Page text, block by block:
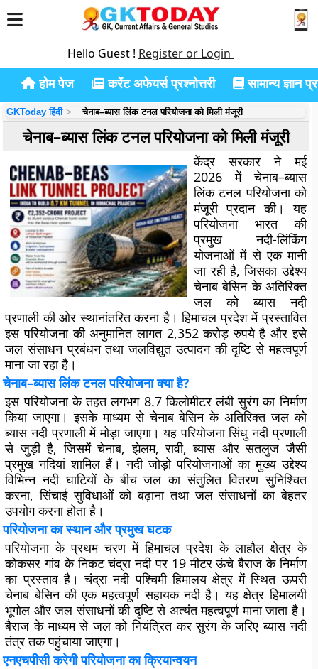
Hello Guest ! Register or Login
होम पेज करेंट अफेयर्स प्रश्नोत्तरी सामान्य ज्ञान
GKToday हिंदी चेनाब–ब्यास लिंक टनल परियोजना को मिली मंजूरी
चेनाब–ब्यास लिंक टनल परियोजना को मिली मंजूरी
केंद्र सरकार ने मई
2026 में चेनाब–ब्यास
लिंक टनल परियोजना को
मंजूरी प्रदान की। यह
परियोजना भारत की
प्रमुख नदी-लिंकिंग
योजनाओं में से एक मानी
जा रही है, जिसका उद्देश्य
चेनाब बेसिन के अतिरिक्त
जल को ब्यास नदी
प्रणाली की ओर स्थानांतरित करना है। हिमाचल प्रदेश में प्रस्तावित
इस परियोजना की अनुमानित लागत 2,352 करोड़ रुपये है और इसे
जल संसाधन प्रबंधन तथा जलविद्युत उत्पादन की दृष्टि से महत्वपूर्ण
माना जा रहा है।
चेनाब–ब्यास लिंक टनल परियोजना क्या है?
इस परियोजना के तहत लगभग 8.7 किलोमीटर लंबी सुरंग का निर्माण
किया जाएगा। इसके माध्यम से चेनाब बेसिन के अतिरिक्त जल को
ब्यास नदी प्रणाली में मोड़ा जाएगा। यह परियोजना सिंधु नदी प्रणाली
से जुड़ी है, जिसमें चेनाब, झेलम, रावी, ब्यास और सतलुज जैसी
प्रमुख नदियां शामिल हैं। नदी जोड़ो परियोजनाओं का मुख्य उद्देश्य
विभिन्न नदी घाटियों के बीच जल का संतुलित वितरण सुनिश्चित
करना, सिंचाई सुविधाओं को बढ़ाना तथा जल संसाधनों का बेहतर
उपयोग करना होता है।
परियोजना का स्थान और प्रमुख घटक
परियोजना के प्रथम चरण में हिमाचल प्रदेश के लाहौल क्षेत्र के
कोकसर गांव के निकट चंद्रा नदी पर 19 मीटर ऊंचे बैराज के निर्माण
का प्रस्ताव है। चंद्रा नदी पश्चिमी हिमालय क्षेत्र में स्थित ऊपरी
चेनाब बेसिन की एक महत्वपूर्ण सहायक नदी है। यह क्षेत्र हिमालयी
भूगोल और जल संसाधनों की दृष्टि से अत्यंत महत्वपूर्ण माना जाता है।
बैराज के माध्यम से जल को नियंत्रित कर सुरंग के जरिए ब्यास नदी
तंत्र तक पहुंचाया जाएगा।
एनएचपीसी करेगी परियोजना का क्रियान्वयन